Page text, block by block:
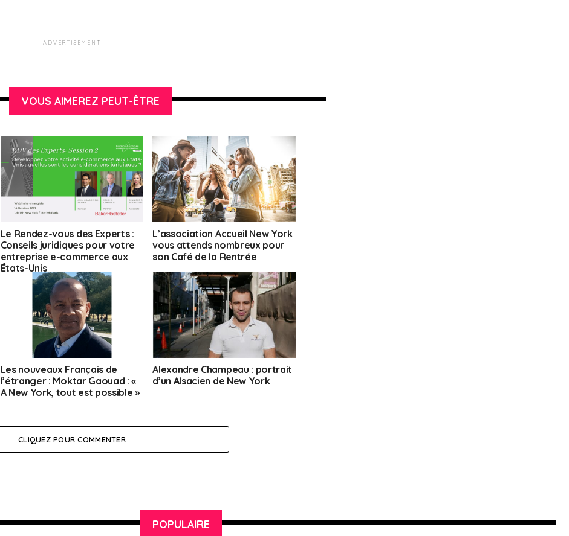
ADVERTISEMENT
VOUS AIMEREZ PEUT-ÊTRE
Le Rendez-vous des Experts :
Conseils juridiques pour votre
entreprise e-commerce aux
États-Unis
L’association Accueil New York
vous attends nombreux pour
son Café de la Rentrée
Les nouveaux Français de
l’étranger : Moktar Gaouad : «
A New York, tout est possible »
Alexandre Champeau : portrait
d’un Alsacien de New York
CLIQUEZ POUR COMMENTER
POPULAIRE